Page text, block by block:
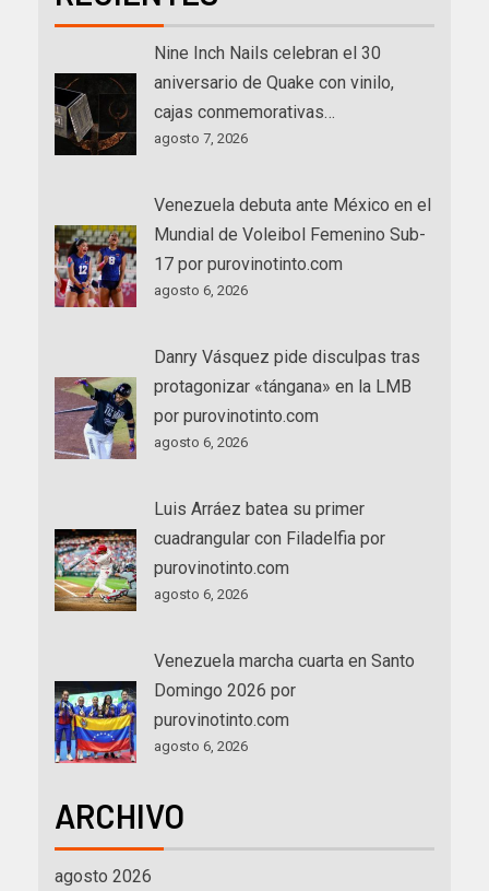
Nine Inch Nails celebran el 30
aniversario de Quake con vinilo,
cajas conmemorativas…
agosto 7, 2026
Venezuela debuta ante México en el
Mundial de Voleibol Femenino Sub-
17 por purovinotinto.com
agosto 6, 2026
Danry Vásquez pide disculpas tras
protagonizar «tángana» en la LMB
por purovinotinto.com
agosto 6, 2026
Luis Arráez batea su primer
cuadrangular con Filadelfia por
purovinotinto.com
agosto 6, 2026
Venezuela marcha cuarta en Santo
Domingo 2026 por
purovinotinto.com
agosto 6, 2026
ARCHIVO
agosto 2026